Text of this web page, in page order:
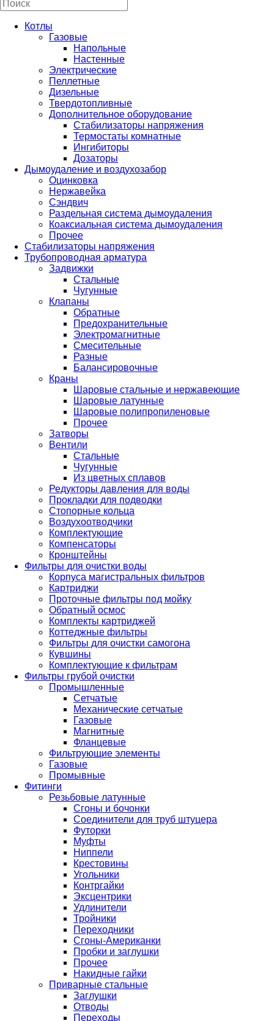
Котлы
Газовые
Напольные
Настенные
Электрические
Пеллетные
Дизельные
Твердотопливные
Дополнительное оборудование
Стабилизаторы напряжения
Термостаты комнатные
Ингибиторы
Дозаторы
Дымоудаление и воздухозабор
Оцинковка
Нержавейка
Сэндвич
Раздельная система дымоудаления
Коаксиальная система дымоудаления
Прочее
Стабилизаторы напряжения
Трубопроводная арматура
Задвижки
Стальные
Чугунные
Клапаны
Обратные
Предохранительные
Электромагнитные
Смесительные
Разные
Балансировочные
Краны
Шаровые стальные и нержавеющие
Шаровые латунные
Шаровые полипропиленовые
Прочее
Затворы
Вентили
Стальные
Чугунные
Из цветных сплавов
Редукторы давления для воды
Прокладки для подводки
Стопорные кольца
Воздухоотводчики
Комплектующие
Компенсаторы
Кронштейны
Фильтры для очистки воды
Корпуса магистральных фильтров
Картриджи
Проточные фильтры под мойку
Обратный осмос
Комплекты картриджей
Коттеджные фильтры
Фильтры для очистки самогона
Кувшины
Комплектующие к фильтрам
Фильтры грубой очистки
Промышленные
Сетчатые
Механические сетчатые
Газовые
Магнитные
Фланцевые
Фильтрующие элементы
Газовые
Промывные
Фитинги
Резьбовые латунные
Сгоны и бочонки
Соединители для труб штуцера
Футорки
Муфты
Ниппели
Крестовины
Угольники
Контргайки
Эксцентрики
Удлинители
Тройники
Переходники
Сгоны-Американки
Пробки и заглушки
Прочее
Накидные гайки
Приварные стальные
Заглушки
Отводы
Переходы